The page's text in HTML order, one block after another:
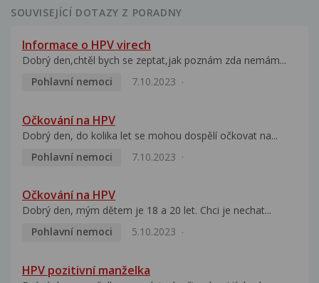
SOUVISEJÍCÍ DOTAZY Z PORADNY
Informace o HPV virech
Dobrý den,chtěl bych se zeptat,jak poznám zda nemám...
Pohlavní nemoci
7.10.2023
Očkování na HPV
Dobrý den, do kolika let se mohou dospělí očkovat na...
Pohlavní nemoci
7.10.2023
Očkování na HPV
Dobrý den, mým dětem je 18 a 20 let. Chci je nechat...
Pohlavní nemoci
5.10.2023
HPV pozitivní manželka